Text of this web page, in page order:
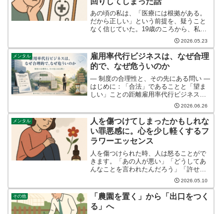
あの頃の私は、「医療には根拠がある。
だから正しい」という前提を、疑うこと
なく信じていた。19歳のころから、私は
ひきこもり生活に入った。きっかけは、
不安と吐き気だった。理由もはっきりし
ないまま、じわじわと日常を侵食してい
くそれらの症状は、やが...
2026.05.23
メンタル
雇用率代行ビジネスは、なぜ合理
的で、なぜ危ういのか
― 制度の合理性と、その先にある問い ―
はじめに：「合法」であることと「望ま
しい」ことの距離雇用率代行ビジネス
は、違法ではない。単純に「制度の穴を
突いている」とも言い切れない。むしろ
現行の障害者雇用制度の枠内で、企業、
障害者、行政のそれぞれ...
2026.06.26
メンタル
人を傷つけてしまったかもしれな
い罪悪感に。心を少し軽くするフ
ラワーエッセンス
人を傷つけられた時、人は怒ることがで
きます。「あの人が悪い」「どうしてあ
んなことを言われたんだろう」「許せな
い」そうやって怒りを外に向けること
で、なんとか心を保てることがありま
す。でも、もし自分が誰かを傷つけてし
まった側だったら。しかも、そ...
2026.05.10
その他
「農園を置く」から「出口をつく
る」へ